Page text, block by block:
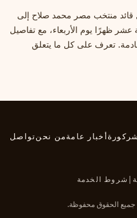
منتخب مصر محمد صلاح إلى
عشر ظهرًا يوم الأربعاء، مع تفاصيل
تعرف على كل ما يتعلق
كورةأخبار عامةمن نحنتواصل
| شروط الخدمة